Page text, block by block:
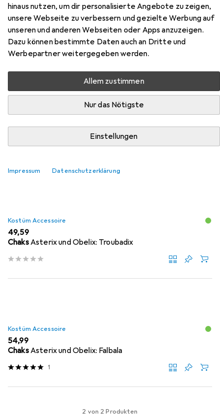
hinaus nutzen, um dir personalisierte Angebote zu zeigen,
unsere Webseite zu verbessern und gezielte Werbung auf
unseren und anderen Webseiten oder Apps anzuzeigen.
Dazu können bestimmte Daten auch an Dritte und
Werbepartner weitergegeben werden.
Allem zustimmen
Nur das Nötigste
Einstellungen
Impressum Datenschutzerklärung
Zubehör für Chaks Kostüm
Verleihnix: Gallier Fischhändler
Hier findest du passendes Zubehör zum Produkt Chaks
Kostüm Verleihnix: Gallier Fischhändler aus der Kategorie
Produktliste
Kostüm Accessoire
EUR
49,59
ChaksAsterix und Obelix: Troubadix
Kostüm Accessoire
EUR
54,99
ChaksAsterix und Obelix: Falbala
1
2 von 2 Produkten